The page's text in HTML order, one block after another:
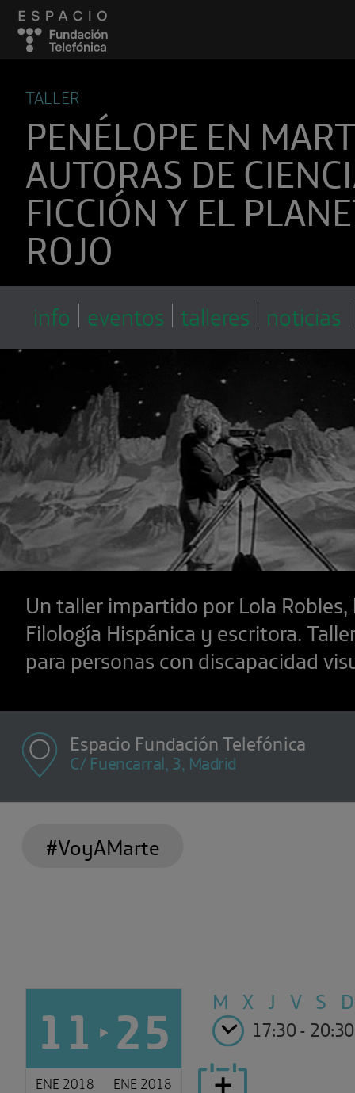
TALLER
PENÉLOPE EN
AUTORAS DE
FICCIÓN Y EL
ROJO
info eventos talleres noticias
Un taller impartido por Lola
Filología Hispánica y escritora.
para personas con discapacidad
Espacio Fundación Telefónica
C/ Fuencarral, 3, Madrid
#VoyAMarte
11
ENE 2018
25
ENE 2018
M X J V S
17:30 - 20:30